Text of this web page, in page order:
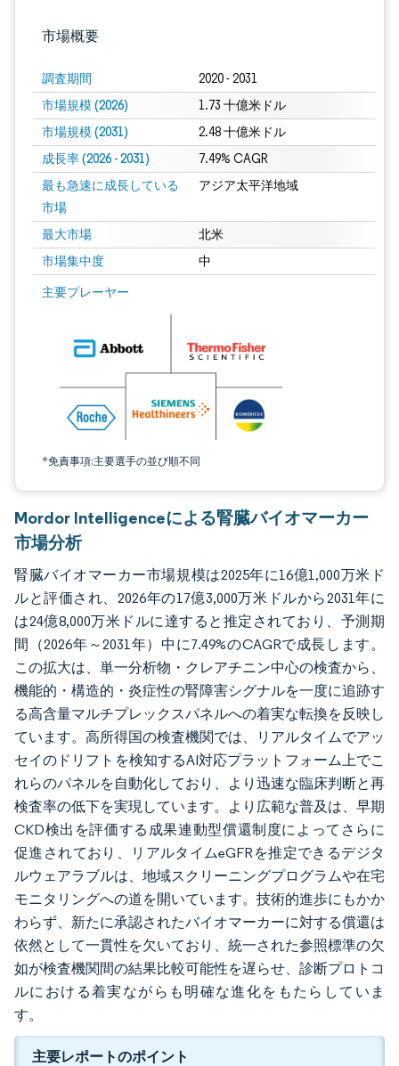
市場概要
調査期間 2020 - 2031
市場規模 (2026) 1.73 十億米ドル
市場規模 (2031) 2.48 十億米ドル
成長率 (2026 - 2031) 7.49% CAGR
最も急速に成長している
市場
アジア太平洋地域
最大市場 北米
市場集中度 中
主要プレーヤー
*免責事項:主要選手の並び順不同
画像 © Mordor Intelligence。再利用にはCC BY 4.0の表示が必要です。
Mordor Intelligenceによる腎臓バイオマーカー
市場分析
腎臓バイオマーカー市場規模は2025年に16億1,000万米ド
ルと評価され、2026年の17億3,000万米ドルから2031年に
は24億8,000万米ドルに達すると推定されており、予測期
間（2026年～2031年）中に7.49%のCAGRで成長します。
この拡大は、単一分析物・クレアチニン中心の検査から、
機能的・構造的・炎症性の腎障害シグナルを一度に追跡す
る高含量マルチプレックスパネルへの着実な転換を反映し
ています。高所得国の検査機関では、リアルタイムでアッ
セイのドリフトを検知するAI対応プラットフォーム上でこ
れらのパネルを自動化しており、より迅速な臨床判断と再
検査率の低下を実現しています。より広範な普及は、早期
CKD検出を評価する成果連動型償還制度によってさらに
促進されており、リアルタイムeGFRを推定できるデジタ
ルウェアラブルは、地域スクリーニングプログラムや在宅
モニタリングへの道を開いています。技術的進歩にもかか
わらず、新たに承認されたバイオマーカーに対する償還は
依然として一貫性を欠いており、統一された参照標準の欠
如が検査機関間の結果比較可能性を遅らせ、診断プロトコ
ルにおける着実ながらも明確な進化をもたらしていま
す。
主要レポートのポイント